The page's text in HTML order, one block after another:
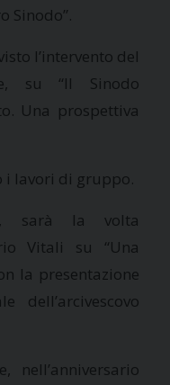
Sinodo”.
l’intervento del
su “Il Sinodo
Una prospettiva
i lavori di gruppo.
sarà la volta
Vitali su “Una
la presentazione
dell’arcivescovo
nell’anniversario